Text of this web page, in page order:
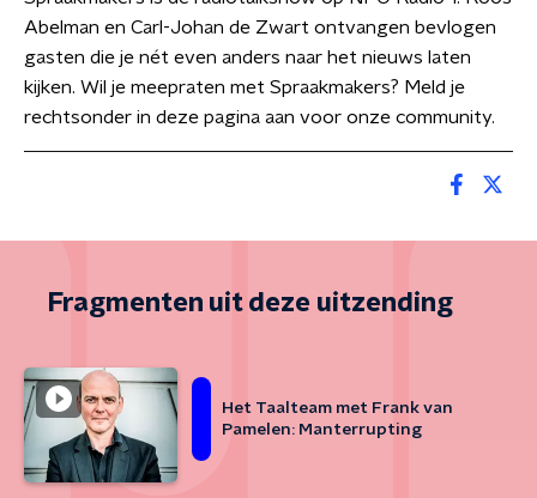
Abelman en Carl-Johan de Zwart ontvangen bevlogen
gasten die je nét even anders naar het nieuws laten
kijken. Wil je meepraten met Spraakmakers? Meld je
rechtsonder in deze pagina aan voor onze community.
Fragmenten uit deze uitzending
Het Taalteam met Frank van
Pamelen: Manterrupting